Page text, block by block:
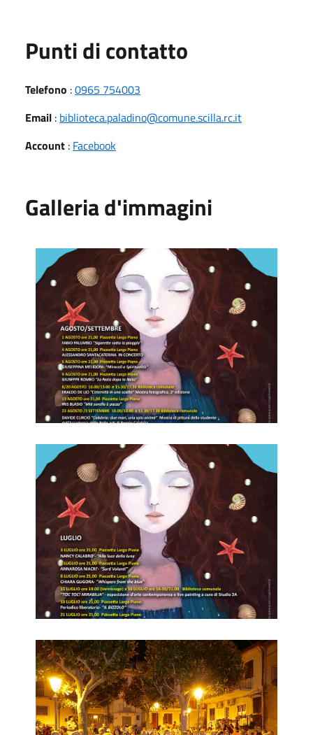
Punti di contatto
Telefono :0965 754003
Email : biblioteca.paladino@comune.scilla.rc.it
Account : Facebook
Galleria d'immagini
Mentelocale 2023 - Luglio
Mentelocale 2023 - Agosto
Evento 1